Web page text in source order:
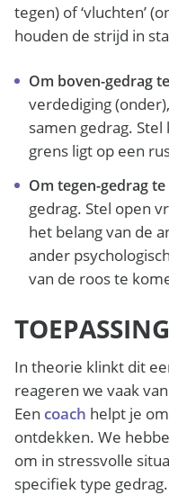
tegen) of ‘vluchten’
houden de strijd in
Om boven-gedrag
verdediging
samen gedrag.
grens ligt op een
Om tegen-gedrag
gedrag. Stel open
het belang van de
ander
van de roos te
In theorie klinkt dit
reageren we vaak
Een coach helpt je
ontdekken. We
om in stressvolle
specifiek type gedrag.